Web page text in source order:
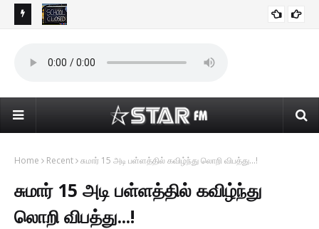
நிறைவு...!
Home Recent சுமார் 15 அடி பள்ளத்தில் கவிழ்ந்து லொறி விபத்து...!
சுமார் 15 அடி பள்ளத்தில் கவிழ்ந்து
லொறி விபத்து...!